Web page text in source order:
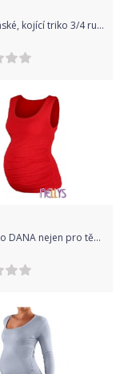
Těhotenské, kojící triko 3/4 rukáv - cappucino, Velikosti těh. moda L/XL
Top, tílko DANA nejen pro těhotné - červená, Velikosti těh. moda S/M